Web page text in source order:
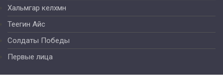
Хальмгар келхмн
Теегин Айс
Солдаты Победы
Первые лица